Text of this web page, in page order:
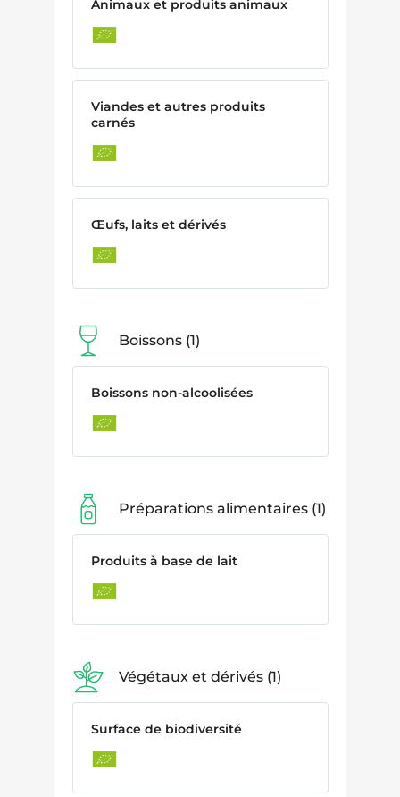
Animaux et produits animaux
Viandes et autres produits
carnés
Œufs, laits et dérivés
Boissons 1
Boissons non-alcoolisées
Préparations alimentaires 1
Produits à base de lait
Végétaux et dérivés 1
Surface de biodiversité